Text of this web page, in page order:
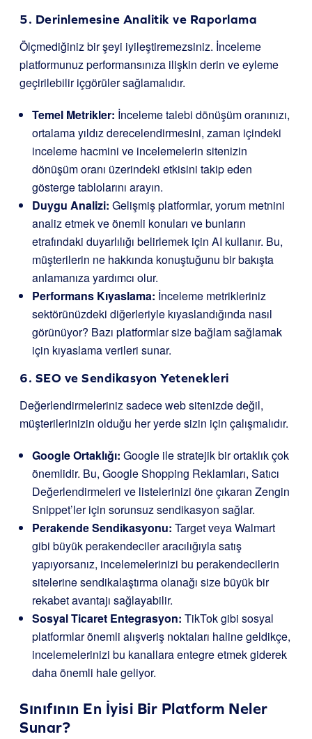
5. Derinlemesine Analitik ve Raporlama
Ölçmediğiniz bir şeyi iyileştiremezsiniz. İnceleme
platformunuz performansınıza ilişkin derin ve eyleme
geçirilebilir içgörüler sağlamalıdır.
Temel Metrikler: İnceleme talebi dönüşüm oranınızı,
ortalama yıldız derecelendirmesini, zaman içindeki
inceleme hacmini ve incelemelerin sitenizin
dönüşüm oranı üzerindeki etkisini takip eden
gösterge tablolarını arayın.
Duygu Analizi: Gelişmiş platformlar, yorum metnini
analiz etmek ve önemli konuları ve bunların
etrafındaki duyarlılığı belirlemek için AI kullanır. Bu,
müşterilerin ne hakkında konuştuğunu bir bakışta
anlamanıza yardımcı olur.
Performans Kıyaslama: İnceleme metrikleriniz
sektörünüzdeki diğerleriyle kıyaslandığında nasıl
görünüyor? Bazı platformlar size bağlam sağlamak
için kıyaslama verileri sunar.
6. SEO ve Sendikasyon Yetenekleri
Değerlendirmeleriniz sadece web sitenizde değil,
müşterilerinizin olduğu her yerde sizin için çalışmalıdır.
Google Ortaklığı: Google ile stratejik bir ortaklık çok
önemlidir. Bu, Google Shopping Reklamları, Satıcı
Değerlendirmeleri ve listelerinizi öne çıkaran Zengin
Snippet’ler için sorunsuz sendikasyon sağlar.
Perakende Sendikasyonu: Target veya Walmart
gibi büyük perakendeciler aracılığıyla satış
yapıyorsanız, incelemelerinizi bu perakendecilerin
sitelerine sendikalaştırma olanağı size büyük bir
rekabet avantajı sağlayabilir.
Sosyal Ticaret Entegrasyon: TikTok gibi sosyal
platformlar önemli alışveriş noktaları haline geldikçe,
incelemelerinizi bu kanallara entegre etmek giderek
daha önemli hale geliyor.
Sınıfının En İyisi Bir Platform Neler
Sunar?